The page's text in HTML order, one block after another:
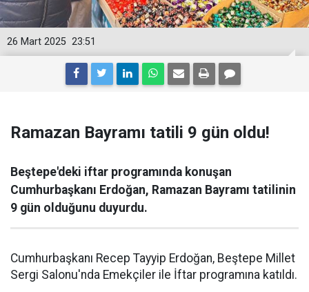
23:51
26 Mart 2025
Ramazan Bayramı tatili 9 gün oldu!
Beştepe'deki iftar programında konuşan
Cumhurbaşkanı Erdoğan, Ramazan Bayramı tatilinin
9 gün olduğunu duyurdu.
Cumhurbaşkanı Recep Tayyip Erdoğan, Beştepe Millet
Sergi Salonu'nda Emekçiler ile İftar programına katıldı.